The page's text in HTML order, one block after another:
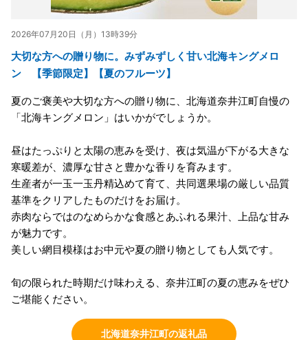
2026年07月20日（月）13時39分
大切な方への贈り物に。みずみずしく甘い北海キングメロ
ン 【季節限定】【夏のフルーツ】
夏のご褒美や大切な方への贈り物に、北海道奈井江町自慢の
「北海キングメロン」はいかがでしょうか。
昼はたっぷりと太陽の恵みを受け、夜は気温が下がる大きな
寒暖差が、濃厚な甘さと豊かな香りを育みます。
生産者が一玉一玉丹精込めて育て、共同選果場の厳しい品質
基準をクリアしたものだけをお届け。
赤肉ならではのなめらかな食感とあふれる果汁、上品な甘み
が魅力です。
美しい網目模様はお中元や夏の贈り物としても人気です。
旬の限られた時期だけ味わえる、奈井江町の夏の恵みをぜひ
ご堪能ください。
北海道奈井江町の返礼品